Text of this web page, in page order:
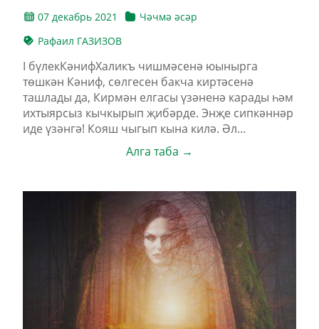
07 декабрь 2021
Чәчмә әсәр
Рафаил ГАЗИЗОВ
I бүлекКәнифХаликъ чишмәсенә юынырга
төшкән Кәниф, сөлгесен бакча киртәсенә
ташлады да, Кирмән елгасы үзәненә карады һәм
ихтыярсыз кычкырып җибәрде. Энҗе сипкәннәр
иде үзәнгә! Кояш чыгып кына килә. Әл...
Алга таба →